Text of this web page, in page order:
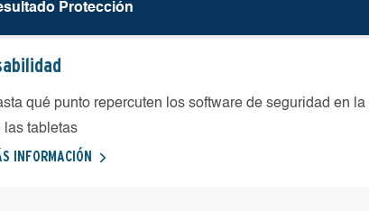
Protección
qué punto repercuten los software de seguridad en
las tabletas
INFORMACIÓN